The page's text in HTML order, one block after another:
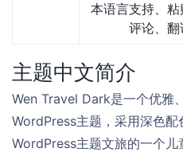
本语言支持、
评论、
主题中文简介
Wen Travel Dark是一个优雅
WordPress主题，采用深色
WordPress主题文旅的一个